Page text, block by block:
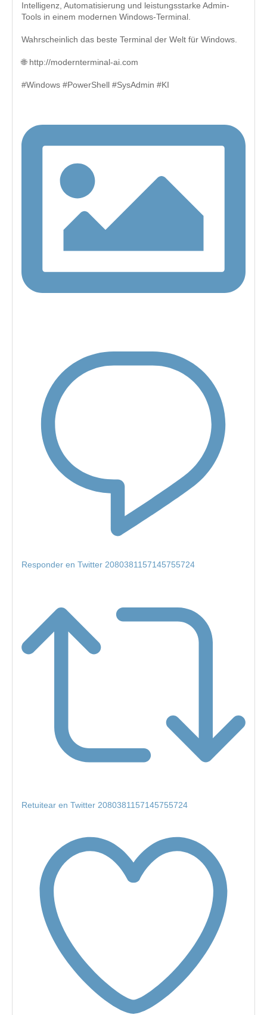
Intelligenz, Automatisierung und leistungsstarke Admin-
Tools in einem modernen Windows-Terminal.
Wahrscheinlich das beste Terminal der Welt für Windows.
🌐 http://modernterminal-ai.com
#Windows #PowerShell #SysAdmin #KI
Responder en Twitter 2080381157145755724
Retuitear en Twitter 2080381157145755724